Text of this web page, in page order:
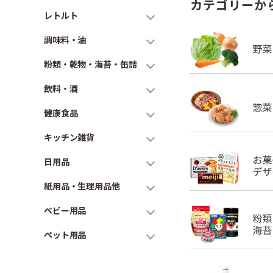
レトルト
調味料・油
粉類・乾物・海苔・缶詰
飲料・酒
健康食品
キッチン雑貨
日用品
紙用品・生理用品他
ベビー用品
ペット用品
カテゴリーか